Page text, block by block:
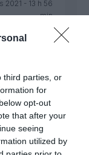
third parties, or
for
opt-out
that after your
seeing
utilized by
2021 - 13 h 56
min
il est
ou le
RÉPONDRE